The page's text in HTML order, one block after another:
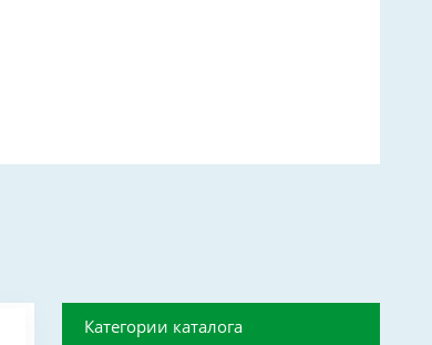
Категории каталога